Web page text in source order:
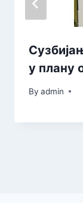
у плану
By admin